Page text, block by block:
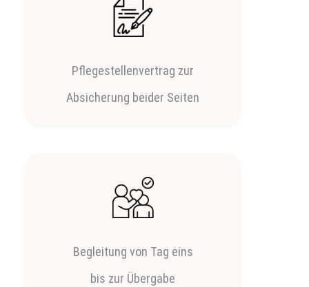
Pflegestellenvertrag zur
Absicherung beider Seiten
Begleitung von Tag eins
bis zur Übergabe